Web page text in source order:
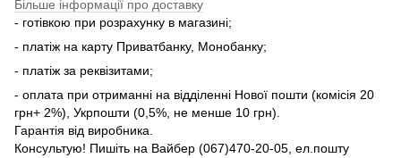
Більше інформації про доставку
- готівкою при розрахунку в магазині;
- платіж на карту Приватбанку, Монобанку;
- платіж за реквізитами;
- оплата при отриманні на відділенні Нової пошти (комісія 20
грн+ 2%), Укрпошти (0,5%, не менше 10 грн).
Гарантія від виробника.
Консультую! Пишіть на Вайбер (067)470-20-05, ел.пошту